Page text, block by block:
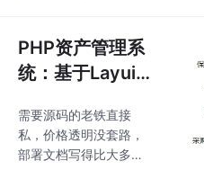
动控制。六轴，s
RS)、划痕(Scratches,
Sc)等 6 种不同的缺
陷。最后说个实战经验
时，把输入分辨率从64
0提到1280，虽然速度
掉到80ms，但划
PHP资产管理系
统：基于Layui
公固定资产与设
备管理源码，部
需要源码的老铁直接
私，价格透明没套路，
部署文档写得比大多数